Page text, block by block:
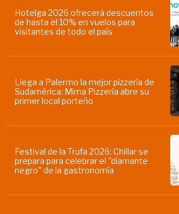
Hotelga 2026 ofrecerá descuentos
de hasta el 10% en vuelos para
visitantes de todo el país
Llega a Palermo la mejor pizzería de
Sudamérica: Mima Pizzería abre su
primer local porteño
Festival de la Trufa 2026: Chillar se
prepara para celebrar el "diamante
negro" de la gastronomía